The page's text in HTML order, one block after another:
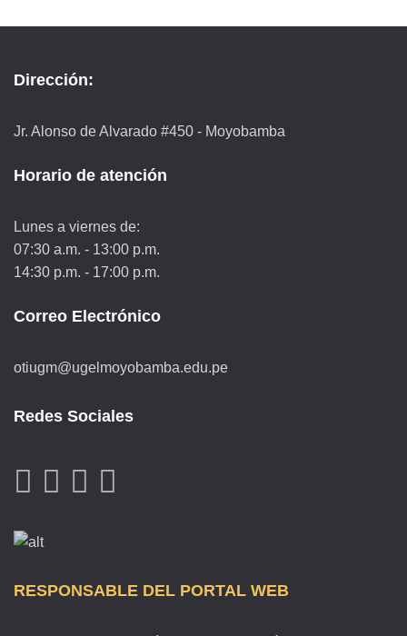
Dirección:
Jr. Alonso de Alvarado #450 - Moyobamba
Horario de atención
Lunes a viernes de:
07:30 a.m. - 13:00 p.m.
14:30 p.m. - 17:00 p.m.
Correo Electrónico
otiugm@ugelmoyobamba.edu.pe
Redes Sociales
RESPONSABLE DEL PORTAL WEB